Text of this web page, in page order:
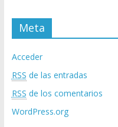
Meta
Acceder
RSS de las entradas
RSS de los comentarios
WordPress.org